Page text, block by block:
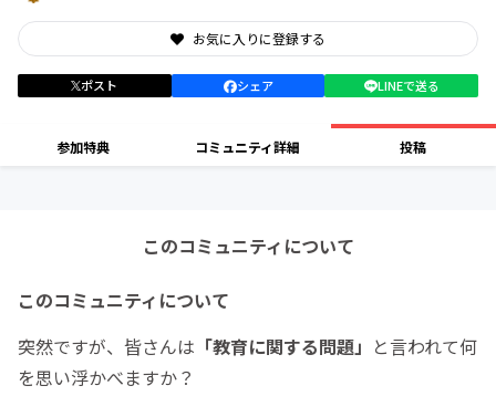
お気に入りに登録する
ポスト シェア LINEで送る
参加特典 コミュニティ詳細 投稿
このコミュニティについて
このコミュニティについて
突然ですが、皆さんは 「教育に関する問題」 と言われて何
を思い浮かべますか？